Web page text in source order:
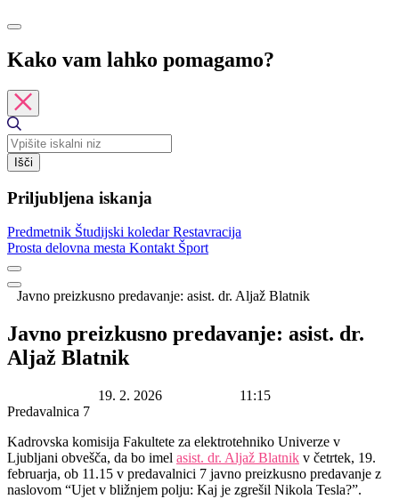
Kako vam lahko pomagamo?
Išči
Priljubljena iskanja
Predmetnik Študijski koledarRestavracija
Prosta delovna mesta Kontakt Šport
Javno preizkusno predavanje: asist. dr. Aljaž Blatnik
Javno preizkusno predavanje: asist. dr.
Aljaž Blatnik
19. 2. 2026 11:15
Predavalnica 7
Kadrovska komisija Fakultete za elektrotehniko Univerze v
Ljubljani obvešča, da bo imel asist. dr. Aljaž Blatnik v četrtek, 19.
februarja, ob 11.15 v predavalnici 7 javno preizkusno predavanje z
naslovom “Ujet v bližnjem polju: Kaj je zgrešil Nikola Tesla?”.